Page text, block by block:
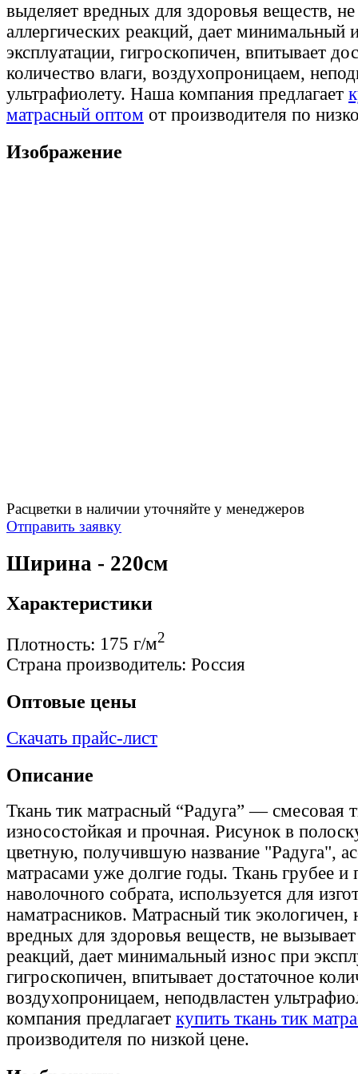
выделяет вредных для здоровья веществ,
аллергических реакций, дает минимальный
эксплуатации, гигроскопичен, впитывает
количество влаги, воздухопроницаем,
ультрафиолету. Наша компания предлагает
матрасный оптом от производителя по
Изображение
Расцветки в наличии уточняйте у менеджеров
Отправить заявку
Ширина - 220см
Характеристики
Плотность: 175 г/м2
Страна производитель: Россия
Оптовые цены
Скачать прайс-лист
Описание
Ткань тик матрасный “Радуга” — смесовая
износостойкая и прочная. Рисунок в
цветную, получившую название "Радуга",
матрасами уже долгие годы. Ткань грубее и
наволочного собрата, используется для
наматрасников. Матрасный тик экологичен,
вредных для здоровья веществ, не
реакций, дает минимальный износ при
гигроскопичен, впитывает достаточное
воздухопроницаем, неподвластен
компания предлагает купить ткань тик
производителя по низкой цене.